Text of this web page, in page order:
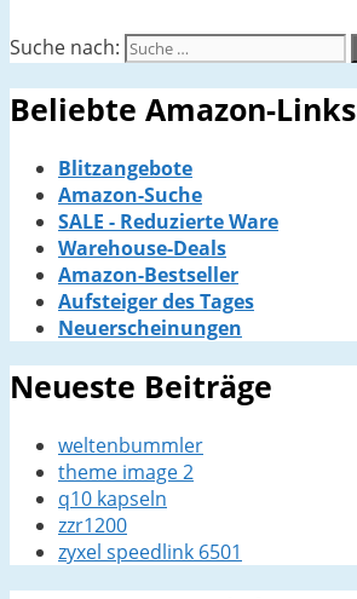
Suche nach:
Beliebte Amazon-Links
Blitzangebote
Amazon-Suche
SALE - Reduzierte Ware
Warehouse-Deals
Amazon-Bestseller
Aufsteiger des Tages
Neuerscheinungen
Neueste Beiträge
weltenbummler
theme image 2
q10 kapseln
zzr1200
zyxel speedlink 6501